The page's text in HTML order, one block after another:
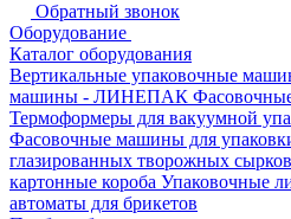
Обратный звонок
Оборудование
Каталог оборудования
Вертикальные упаковочные
машины - ЛИНЕПАК
Термоформеры для вакуумной
Фасовочные машины для
глазированных творожных
картонные короба Упаковочные
автоматы для брикетов